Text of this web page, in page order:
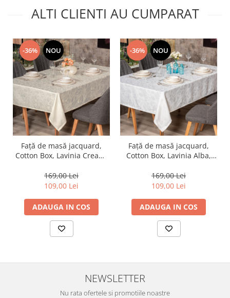
ALTI CLIENTI AU CUMPARAT
-36% NOU
Față de masă jacquard,
Cotton Box, Lavinia Cream,
169,00 Lei
109,00 Lei
ADAUGA IN COS
-36% NOU
Față de masă jacquard,
Cotton Box, Lavinia Alba,
169,00 Lei
109,00 Lei
ADAUGA IN COS
NEWSLETTER
Nu rata ofertele si promotiile noastre